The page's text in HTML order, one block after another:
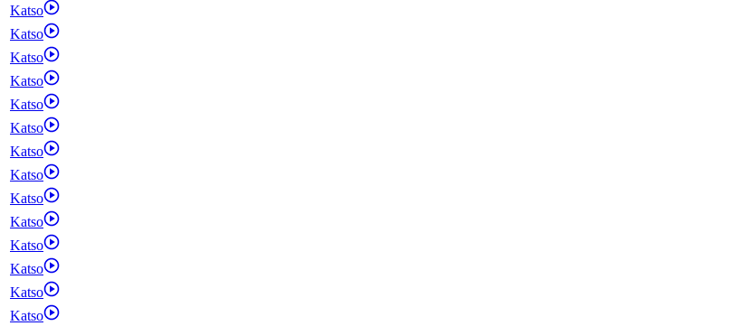
Katso
Katso
Katso
Katso
Katso
Katso
Katso
Katso
Katso
Katso
Katso
Katso
Katso
Katso